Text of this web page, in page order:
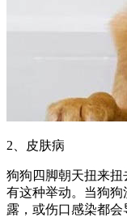
2、皮肤病
狗狗四脚朝天扭来
有这种举动。当狗
露，或伤口感染都